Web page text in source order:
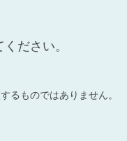
ださい。
るものではありません。